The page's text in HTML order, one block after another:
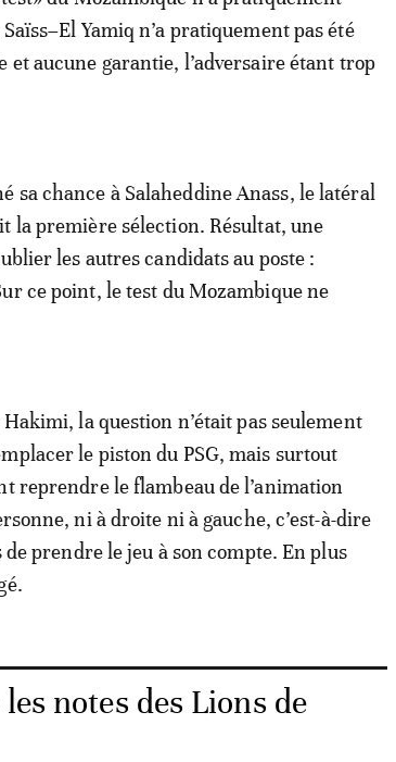
Yamiq n’a pratiquement pas été
aucune garantie, l’adversaire étant trop
sa chance à Salaheddine Anass, le latéral
la première sélection. Résultat, une
les autres candidats au poste :
ce point, le test du Mozambique ne
la question n’était pas seulement
le piston du PSG, mais surtout
reprendre le flambeau de l’animation
ni à droite ni à gauche, c’est-à-dire
prendre le jeu à son compte. En plus
notes des Lions de